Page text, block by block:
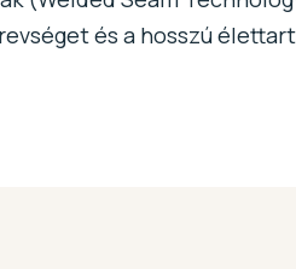
és a hosszú